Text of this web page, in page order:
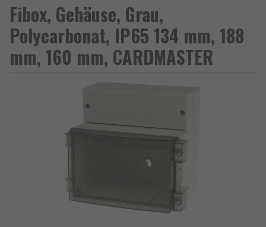
Fibox, Gehäuse, Grau,
Polycarbonat, IP65 134 mm, 188
mm, 160 mm, CARDMASTER